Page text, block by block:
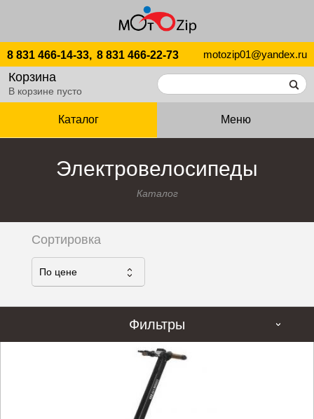
8 831 466-14-33, 8 831 466-22-73 motozip01@yandex.ru
Корзина
В корзине пусто
Каталог Меню
Электровелосипеды
Каталог
Сортировка
По ценe
Фильтры